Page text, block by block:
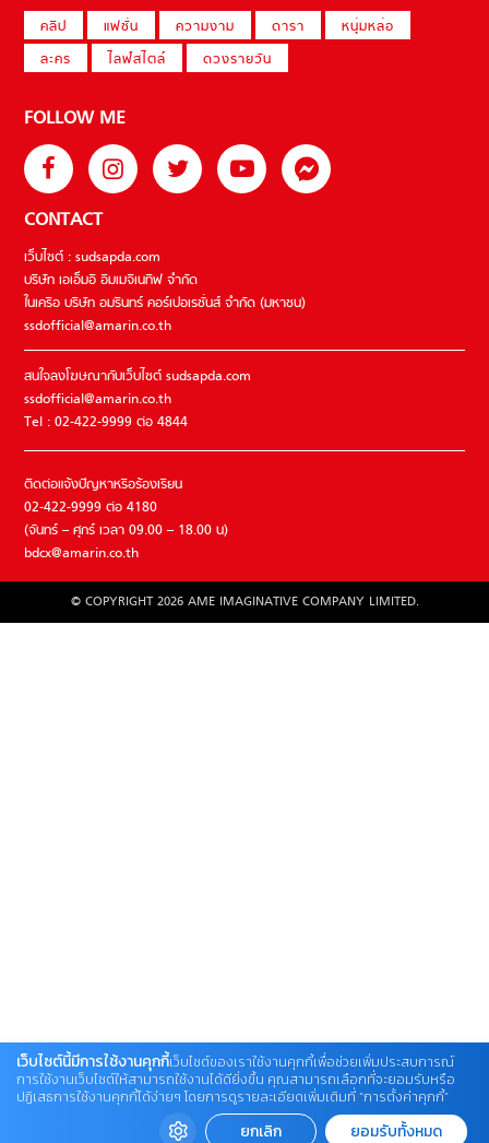
คลิป แฟชั่น ความงาม ดารา
หนุ่มหล่อ
ละคร
ไลฟ์สไตล์ ดวงรายวัน
FOLLOW ME
CONTACT
เว็บไซต์ : sudsapda.com
บริษัท เอเอ็มอี อิมเมจิเนทีฟ จำกัด
ในเครือ บริษัท อมรินทร์ คอร์เปอเรชั่นส์ จำกัด (มหาชน)
ssdofficial@amarin.co.th
สนใจลงโฆษณากับเว็บไซต์ sudsapda.com
ssdofficial@amarin.co.th
Tel : 02-422-9999 ต่อ 4844
ติดต่อแจ้งปัญหาหรือร้องเรียน
02-422-9999 ต่อ 4180
(จันทร์ – ศุกร์ เวลา 09.00 – 18.00 น)
bdcx@amarin.co.th
© COPYRIGHT 2026 AME IMAGINATIVE COMPANY LIMITED.
เว็บไซต์นี้มีการใช้งานคุกกี้เว็บไซต์ของเราใช้งานคุกกี้เพื่อช่วยเพิ่มประสบการณ์
การใช้งานเว็บไซต์ให้สามารถใช้งานได้ดียิ่งขึ้น คุณสามารถเลือกที่จะยอมรับหรือ
ปฏิเสธการใช้งานคุกกี้ได้ง่ายๆ โดยการดูรายละเอียดเพิ่มเติมที่ “การตั้งค่าคุกกี้”
ยกเลิก ยอมรับทั้งหมด